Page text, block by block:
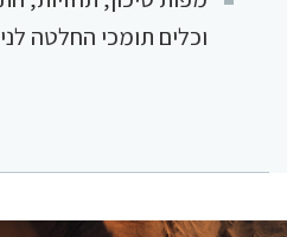
וכלים תומכי החלטה